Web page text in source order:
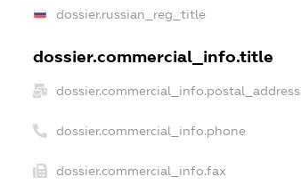
dossier.russian_reg_title
dossier.commercial_info.title
dossier.commercial_info.postal_address
dossier.commercial_info.phone
dossier.commercial_info.fax